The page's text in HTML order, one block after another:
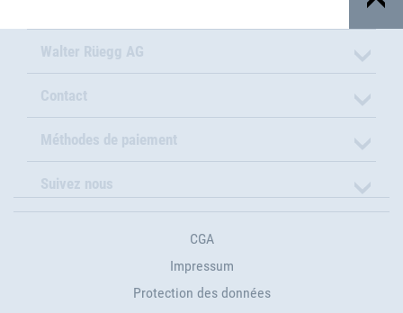
Walter Rüegg AG
Contact
Méthodes de paiement
Suivez nous
CGA
Impressum
Protection des données